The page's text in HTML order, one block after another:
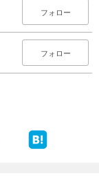
フォロー
フォロー